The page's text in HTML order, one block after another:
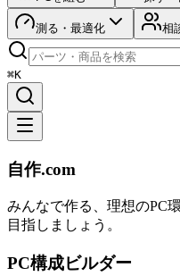
測る・最適化 相
⌘K
自作.com
みんなで作る、理想のPC
目指しましょう。
PC構成ビルダー